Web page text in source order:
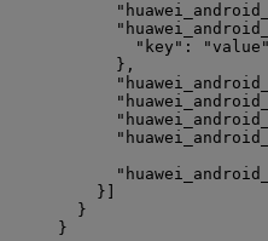
"key" : " value "
},
}]
}
}